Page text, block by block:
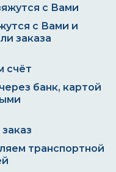
с Вами и
заказа
банк, картой
транспортной